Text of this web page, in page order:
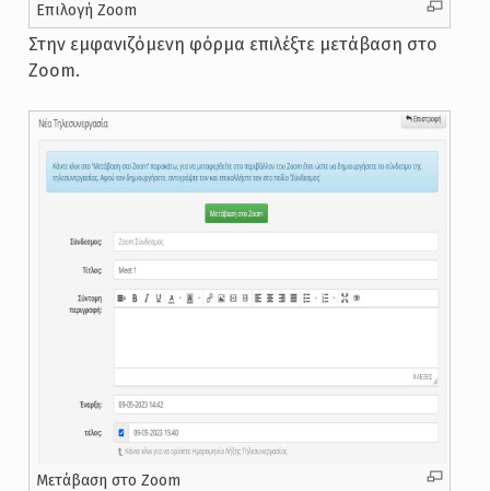
Επιλογή Zoom
Στην εμφανιζόμενη φόρμα επιλέξτε μετάβαση στο
Zoom.
Mετάβαση στο Zoom